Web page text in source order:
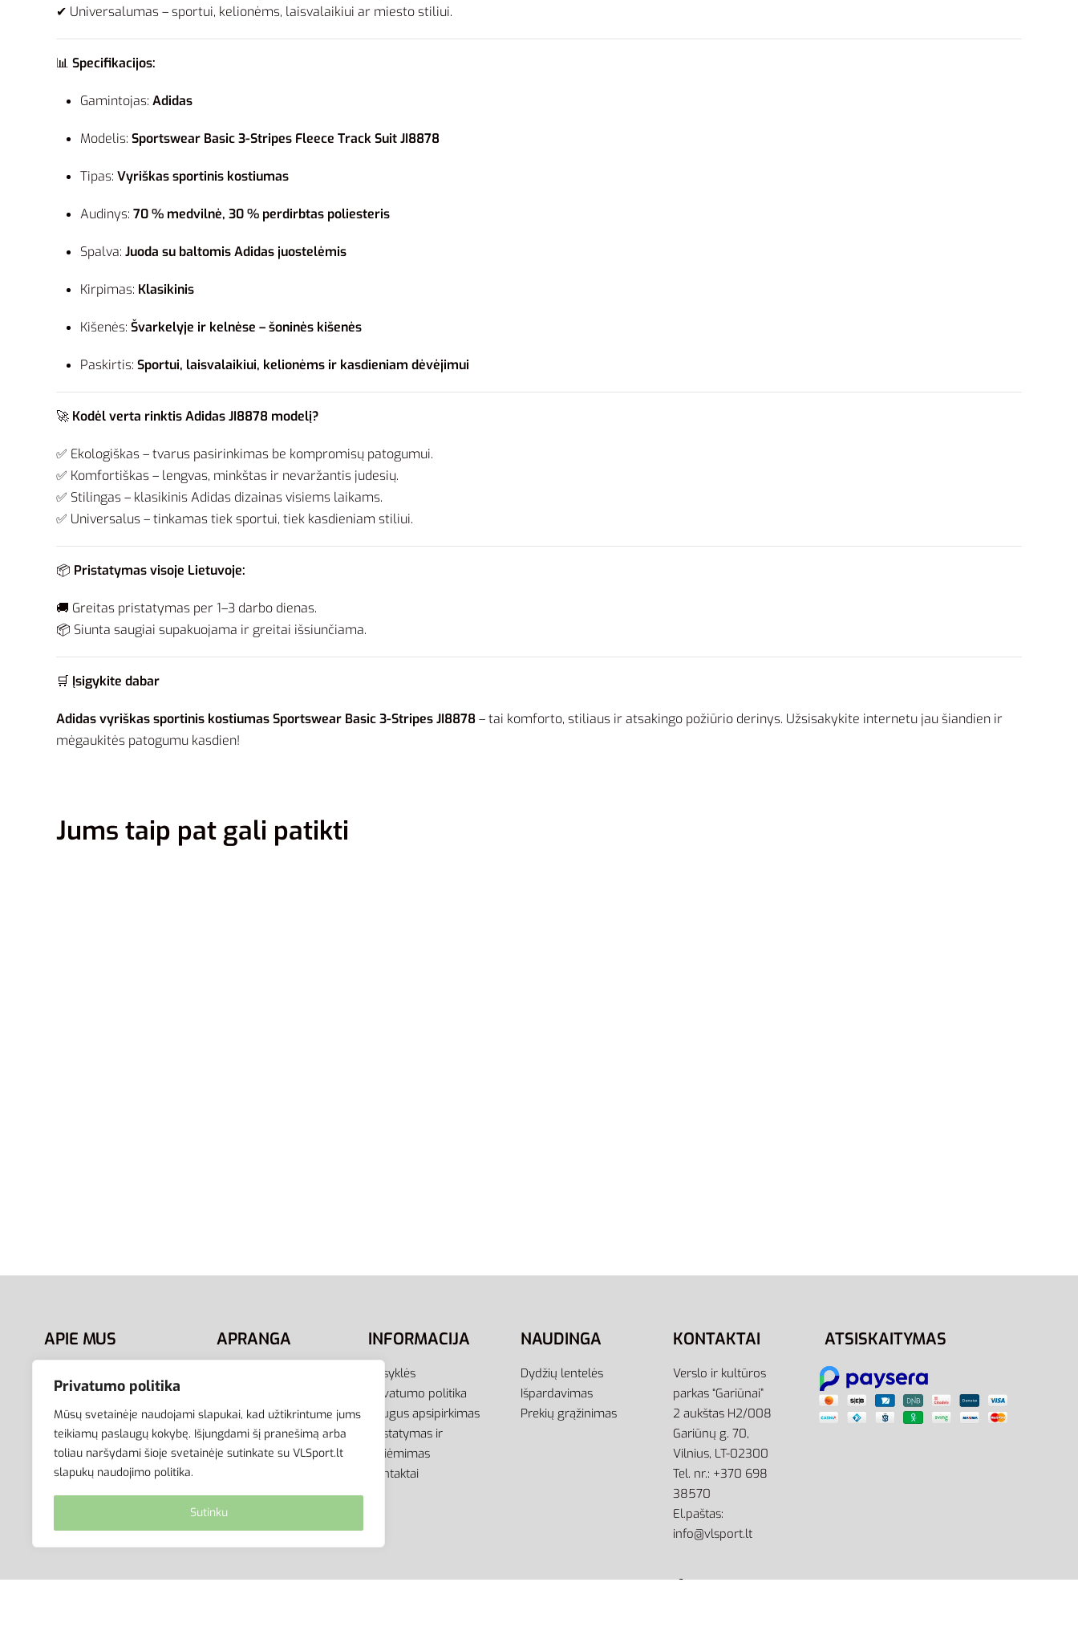
Privatumo politika
Mūsų svetainėje naudojami slapukai, kad užtikrintume jums
teikiamų paslaugų kokybę. Išjungdami šį pranešimą arba
toliau naršydami šioje svetainėje sutinkate su VLSport.lt
slapukų naudojimo politika.
Sutinku
✔ Universalumas – sportui, kelionėms, laisvalaikiui ar miesto stiliui.
📊 Specifikacijos:
Gamintojas: Adidas
Modelis: Sportswear Basic 3-Stripes Fleece Track Suit JI8878
Tipas: Vyriškas sportinis kostiumas
Audinys: 70 % medvilnė, 30 % perdirbtas poliesteris
Spalva: Juoda su baltomis Adidas juostelėmis
Kirpimas: Klasikinis
Kišenės: Švarkelyje ir kelnėse – šoninės kišenės
Paskirtis: Sportui, laisvalaikiui, kelionėms ir kasdieniam dėvėjimui
🚀 Kodėl verta rinktis Adidas JI8878 modelį?
✅ Ekologiškas – tvarus pasirinkimas be kompromisų patogumui.
✅ Komfortiškas – lengvas, minkštas ir nevaržantis judesių.
✅ Stilingas – klasikinis Adidas dizainas visiems laikams.
✅ Universalus – tinkamas tiek sportui, tiek kasdieniam stiliui.
📦 Pristatymas visoje Lietuvoje:
🚚 Greitas pristatymas per 1–3 darbo dienas.
📦 Siunta saugiai supakuojama ir greitai išsiunčiama.
🛒 Įsigykite dabar
Adidas vyriškas sportinis kostiumas Sportswear Basic 3-Stripes JI8878 – tai komforto, stiliaus ir atsakingo požiūrio derinys. Užsisakykite internetu jau šiandien ir
mėgaukitės patogumu kasdien!
Jums taip pat gali patikti
Į krepšelį Į krepšelį Pasirinkti savybes Į krepšelį
APIE MUS
aprangos ir aksesuarų
el.parduotuvė aktyviam
gyvenimo būdui. Čia rasite
aprangą visai šeimai –
vyrams, moterims bei
vaikams.
APRANGA
Avalynė
Aksesuarai
Krepšiai
INFORMACIJA
Taisyklės
Privatumo politika
Saugus apsipirkimas
Pristatymas ir
atsiėmimas
Kontaktai
NAUDINGA
Dydžių lentelės
Išpardavimas
Prekių grąžinimas
KONTAKTAI
Verslo ir kultūros
parkas “Gariūnai”
2 aukštas H2/008
Gariūnų g. 70,
Vilnius, LT-02300
Tel. nr.: +370 698
38570
El.paštas:
info@vlsport.lt
ATSISKAITYMAS